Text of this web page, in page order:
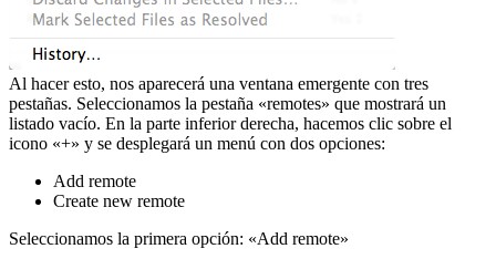
Al hacer esto, nos aparecerá una ventana emergente con tres
pestañas. Seleccionamos la pestaña «remotes» que mostrará un
listado vacío. En la parte inferior derecha, hacemos clic sobre el
icono «+» y se desplegará un menú con dos opciones:
Add remote
Create new remote
Seleccionamos la primera opción: «Add remote»